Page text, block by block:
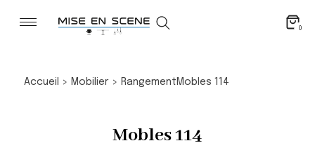
0
Accueil > Mobilier> Rangement Mobles 114
Mobles 114